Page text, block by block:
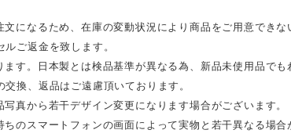
になるため、在庫の変動状況により商品をご用意でき
ご返金を致します。
す。日本製とは検品基準が異なる為、新品未使用品で
交換、返品はご遠慮頂いております。
真から若干デザイン変更になります場合がございます。
のスマートフォンの画面によって実物と若干異なる場合